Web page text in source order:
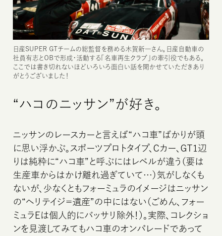
HOME
日産SUPER GTチームの総監督を務める木賀新一さん。日産自動車の
社員有志とOBで形成・活動する「名車再生クラブ」の牽引役でもある。
ここでは書き切れないほどいろいろ面白い話を聞かせていただきあり
がとうございました！
“ハコのニッサン”が好き。
ニッサンのレースカーと言えば“ハコ車”ばかりが頭
に思い浮かぶ。スポーツプロトタイプ、Cカー、GT1辺
りは純粋に“ハコ車”と呼ぶにはレベルが違う（要は
生産車からはかけ離れ過ぎていて…）気がしなくも
ないが、少なくともフォーミュラのイメージはニッサン
の“ヘリテイジ＝遺産”の中にはない（ごめん、フォー
ミュラEは個人的にバッサリ除外！）。実際、コレクショ
ンを見渡してみてもハコ車のオンパレードであって